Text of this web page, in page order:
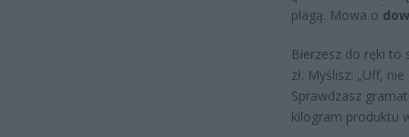
plagą. Mowa o
Bierzesz do ręki to
zł. Myślisz: „Uff,
Sprawdzasz
kilogram produktu